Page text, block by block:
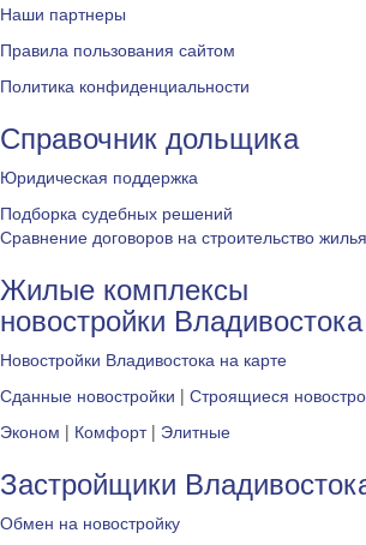
Наши партнеры
Правила пользования сайтом
Политика конфиденциальности
Справочник дольщика
Юридическая поддержка
Подборка судебных решений
Сравнение договоров на строительство жилья
Жилые комплексы
новостройки Владивостока
Новостройки Владивостока на карте
Сданные новостройки | Строящиеся
Эконом | Комфорт| Элитные
Застройщики
Обмен на новостройку